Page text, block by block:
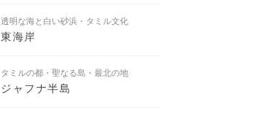
透明な海と白い砂浜・タミル文化
東海岸
タミルの都・聖なる島・最北の地
ジャフナ半島